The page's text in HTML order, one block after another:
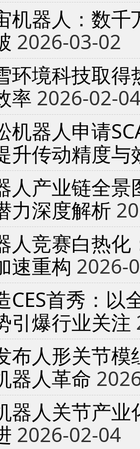
机器人：数
2026-03-02
环境科技取
率 2026-02-
机器人申请
升传动精度与
人产业链全
力深度解析
人竞赛白热
速重构 2026-
CES首秀：以
引爆行业关注
布人形关节
器人革命
器人关节产
2026-02-04